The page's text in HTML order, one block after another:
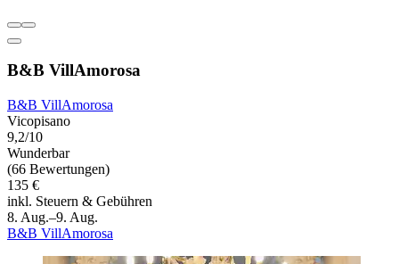
B&B VillAmorosa
B&B VillAmorosa
Vicopisano
9,2/10
Wunderbar
(66 Bewertungen)
135 €
inkl. Steuern & Gebühren
8. Aug.–9. Aug.
B&B VillAmorosa